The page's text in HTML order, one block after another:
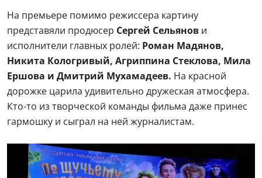
На премьере помимо режиссера картину
представяли продюсер Сергей Сельянов и
исполнители главных ролей: Роман Мадянов,
Никита Кологривый, Агриппина Стеклова, Мила
Ершова и Дмитрий Мухамадеев. На красной
дорожке царила удивительно дружеская атмосфера.
Кто-то из творческой команды фильма даже принес
гармошку и сыграл на ней журналистам.